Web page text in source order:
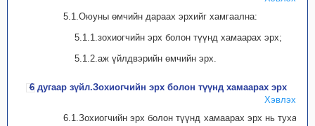
5.1.Оюуны өмчийн дараах эрхийг хамгаална:
5.1.1.зохиогчийн эрх болон түүнд хамаарах эрх;
5.1.2.аж үйлдвэрийн өмчийн эрх.
6 дугаар зүйл.Зохиогчийн эрх болон түүнд хамаарах эрх
Хэвлэх
6.1.Зохиогчийн эрх болон түүнд хамаарах эрх нь тухайн